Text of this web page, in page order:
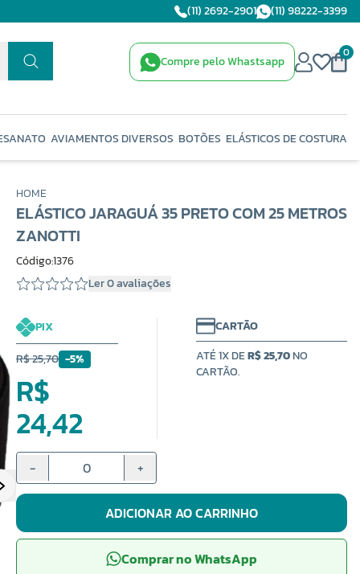
(11) 2692-2901 (11) 98222-3399
Compre pelo Whastsapp
0
AVIAMENTOS DIVERSOS BOTÕES ELÁSTICOS DE COSTURA
HOME
ELÁSTICO JARAGUÁ 35 PRETO COM 25 METROS
ZANOTTI
Código:1376
Ler 0 avaliações
PIX
R$ 25,70 -5%
R$
24,42
CARTÃO
ATÉ 1X DER$ 25,70NO
CARTÃO.
- +
ADICIONAR AO CARRINHO
Comprar no WhatsApp